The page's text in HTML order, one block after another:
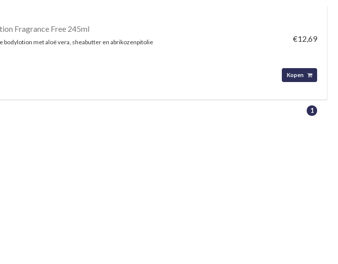
Fragrance Free 245ml
bodylotion met aloë vera, sheabutter en abrikozenpitolie €12,69
Kopen
1